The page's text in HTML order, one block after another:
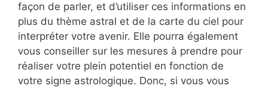
façon de parler, et d’utiliser ces informations en
plus du thème astral et de la carte du ciel pour
interpréter votre avenir. Elle pourra également
vous conseiller sur les mesures à prendre pour
réaliser votre plein potentiel en fonction de
votre signe astrologique. Donc, si vous vous